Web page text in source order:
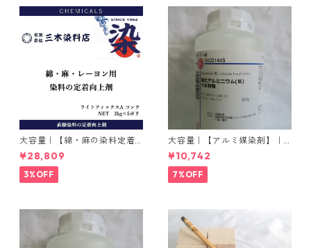
大容量｜【綿・麻の染料定着
向上剤】｜2kg×5本｜ライト
フィックスAコンク
¥28,809
3%OFF
大容量｜【アルミ媒染剤】｜5
00g−3本入り｜塩化アルミニ
ウム
¥10,742
7%OFF